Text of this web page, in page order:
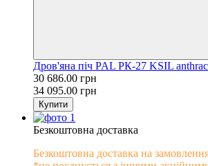
Дров'яна піч PAL PК-27 KSIL
30 686.00 грн
34 095.00 грн
Купити
Безкоштовна доставка
Безкоштовна доставка на